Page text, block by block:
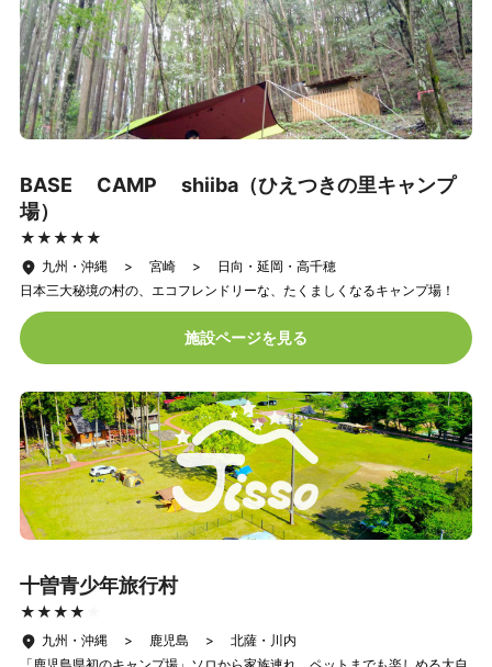
BASE CAMP shiiba（ひえつきの里キャンプ
場）
★★★★★
★★★★★
九州・沖縄 > 宮崎 > 日向・延岡・高千穂
日本三大秘境の村の、エコフレンドリーな、たくましくなるキャンプ場！
施設ページを見る
十曽青少年旅行村
★★★★★
★★★★★
九州・沖縄 > 鹿児島 > 北薩・川内